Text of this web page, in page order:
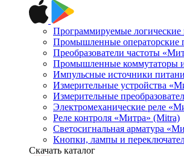
Программируемые
Промышленные операторские
Преобразователи частоты
Промышленные коммутаторы
Импульсные источники
Измерительные устройства
Измерительные
Электромеханические реле
Реле контроля «Митра» (Mitra)
Светосигнальная арматура
Кнопки, лампы и
Скачать каталог